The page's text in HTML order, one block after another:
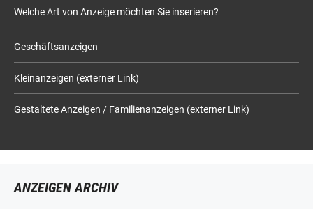
Welche Art von Anzeige möchten Sie inserieren?
Geschäftsanzeigen
Kleinanzeigen (externer Link)
Gestaltete Anzeigen / Familienanzeigen (externer Link)
ANZEIGEN ARCHIV